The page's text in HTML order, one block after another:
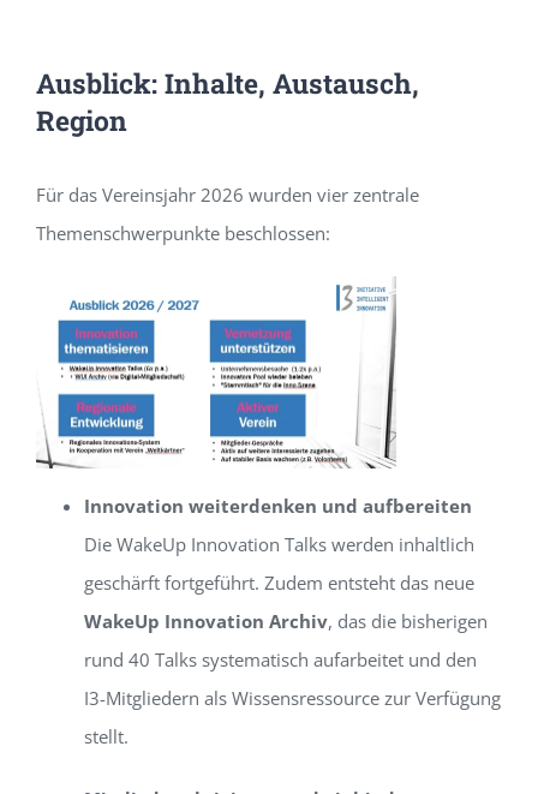
Ausblick: Inhalte, Austausch,
Region
Für das Vereinsjahr 2026 wurden vier zentrale
Themenschwerpunkte beschlossen:
Innovation weiterdenken und aufbereiten
Die WakeUp Innovation Talks werden inhaltlich
geschärft fortgeführt. Zudem entsteht das neue
WakeUp Innovation Archiv, das die bisherigen
rund 40 Talks systematisch aufarbeitet und den
I3-Mitgliedern als Wissensressource zur Verfügung
stellt.